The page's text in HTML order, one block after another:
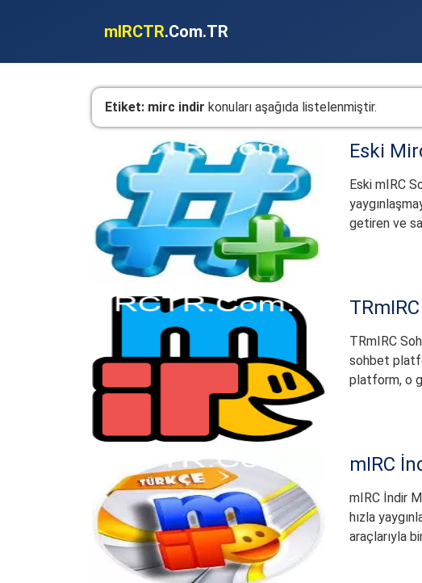
mIRCTR.Com.TR
Etiket: mirc indir konuları aşağıda listelenmiştir.
Eski
Eski mIRC
getiren ve
TRmIRC
sohbet
platform, o
mIRC
mIRC İndir
hızla
araçlarıyla